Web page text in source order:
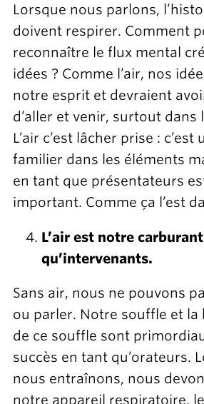
Lorsque nous parlons,
doivent respirer. Comment
reconnaître le flux mental
idées ? Comme l’air, nos
notre esprit et devraient
d’aller et venir, surtout dans
L’air c’est lâcher prise : c’est
familier dans les éléments
en tant que présentateurs
important. Comme ça l’est
L’air est notre
qu’intervenants.
Sans air, nous ne pouvons
ou parler. Notre souffle et la
de ce souffle sont
succès en tant qu’orateurs.
nous entraînons, nous
notre appareil respiratoire,